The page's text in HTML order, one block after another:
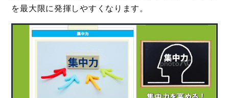
を最大限に発揮しやすくなります。